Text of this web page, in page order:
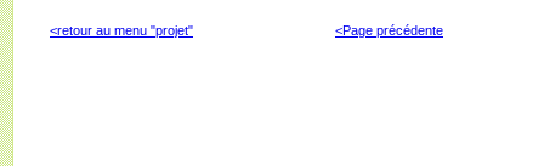
<retour au menu "projet" <Page précédente